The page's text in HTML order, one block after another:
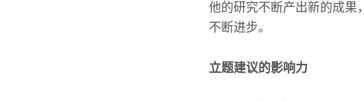
他的研究不断产出新的成果
不断进步。
立题建议的影响力